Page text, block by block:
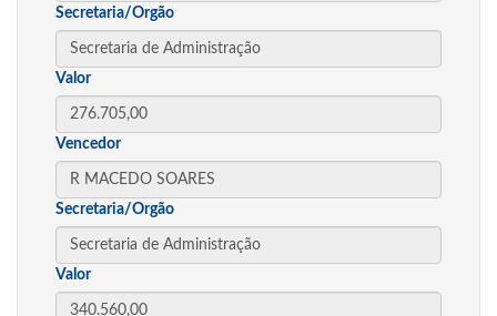
Secretaria/Orgão
Valor
Vencedor
Secretaria/Orgão
Valor